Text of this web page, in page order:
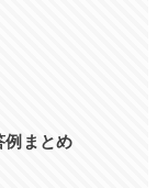
例まとめ